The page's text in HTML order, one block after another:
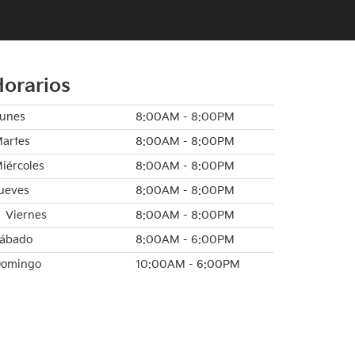
8:00AM - 8:00PM
8:00AM - 8:00PM
8:00AM - 8:00PM
8:00AM - 8:00PM
Viernes
8:00AM - 8:00PM
8:00AM - 6:00PM
10:00AM - 6:00PM